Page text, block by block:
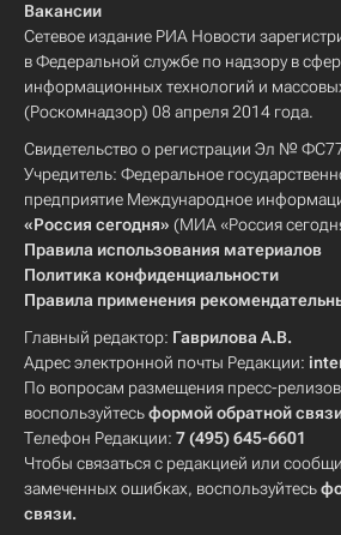
Вакансии
Сетевое издание РИА Новости
в Федеральной службе по надзору в
информационных технологий и
(Роскомнадзор) 08 апреля 2014 года.
Свидетельство о регистрации Эл №
Учредитель: Федеральное
предприятие Международное
«Россия сегодня» (МИА «Россия
Правила использования материалов
Политика конфиденциальности
Правила применения
Главный редактор: Гаврилова А.В.
Адрес электронной почты Редакции:
По вопросам размещения пресс-
воспользуйтесьформой обратной
Телефон Редакции: 7 (495) 645-6601
Чтобы связаться с редакцией или
замеченных ошибках, воспользуйтесь
связи.